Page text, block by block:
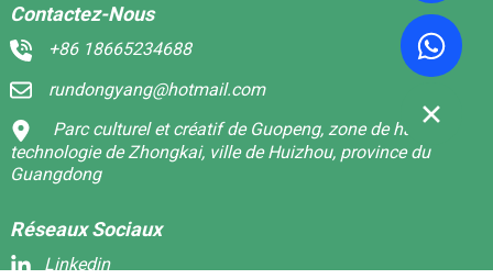
Contactez-Nous
+86 18665234688
rundongyang@hotmail.com
Parc culturel et créatif de Guopeng, zone de haute
technologie de Zhongkai, ville de Huizhou, province du
Guangdong
Réseaux Sociaux
Linkedin